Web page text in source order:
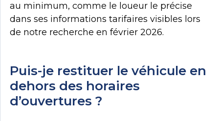
au minimum, comme le loueur le précise
dans ses informations tarifaires visibles lors
de notre recherche en février 2026.
Puis-je restituer le véhicule en
dehors des horaires
d’ouvertures ?